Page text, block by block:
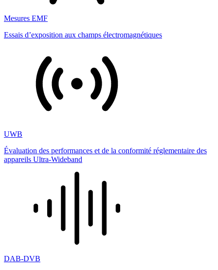
Mesures EMF
Essais d’exposition aux champs électromagnétiques
UWB
Évaluation des performances et de la conformité réglementaire des
appareils Ultra-Wideband
DAB-DVB